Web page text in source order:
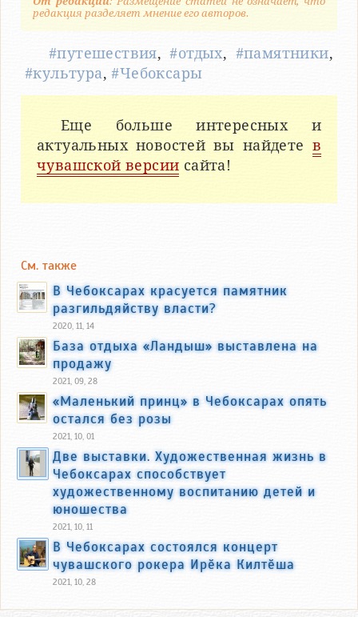
редакция разделяет мнение его авторов.
#путешествия,#отдых, #памятники,
#культура,#Чебоксары
Еще больше интересных и
актуальных новостей вы найдете в
чувашской версии сайта!
См. также
В Чебоксарах красуется памятник
разгильдяйству власти?
2020, 11, 14
База отдыха «Ландыш» выставлена на
продажу
2021, 09, 28
«Маленький принц» в Чебоксарах опять
остался без розы
2021, 10, 01
Две выставки. Художественная жизнь в
Чебоксарах способствует
художественному воспитанию детей и
юношества
2021, 10, 11
В Чебоксарах состоялся концерт
чувашского рокера Ирӗка Килтӗша
2021, 10, 28